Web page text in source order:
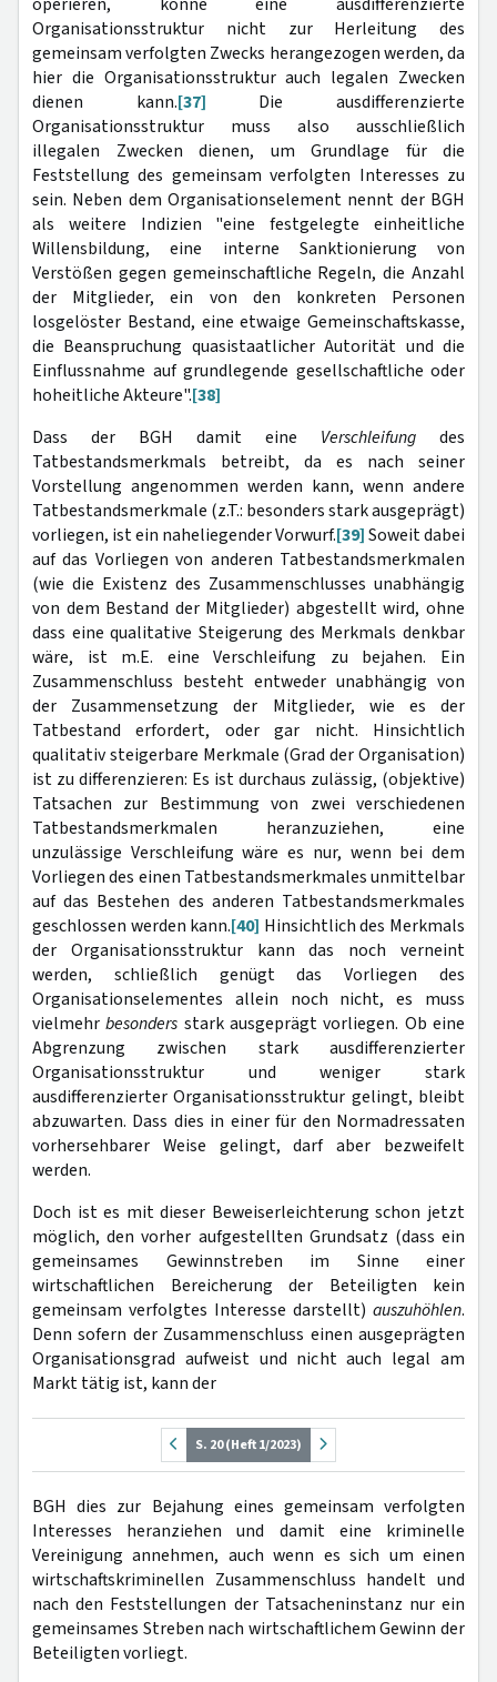
Organisationsstruktur nicht zur Herleitung des
gemeinsam verfolgten Zwecks herangezogen werden, da
hier die Organisationsstruktur auch legalen Zwecken
dienen kann.[37] Die ausdifferenzierte
Organisationsstruktur muss also ausschließlich
illegalen Zwecken dienen, um Grundlage für die
Feststellung des gemeinsam verfolgten Interesses zu
sein. Neben dem Organisationselement nennt der BGH
als weitere Indizien "eine festgelegte einheitliche
Willensbildung, eine interne Sanktionierung von
Verstößen gegen gemeinschaftliche Regeln, die Anzahl
der Mitglieder, ein von den konkreten Personen
losgelöster Bestand, eine etwaige Gemeinschaftskasse,
die Beanspruchung quasistaatlicher Autorität und die
Einflussnahme auf grundlegende gesellschaftliche oder
hoheitliche Akteure".[38]
Dass der BGH damit eine Verschleifung des
Tatbestandsmerkmals betreibt, da es nach seiner
Vorstellung angenommen werden kann, wenn andere
Tatbestandsmerkmale (z.T.: besonders stark ausgeprägt)
vorliegen, ist ein naheliegender Vorwurf.[39]Soweit dabei
auf das Vorliegen von anderen Tatbestandsmerkmalen
(wie die Existenz des Zusammenschlusses unabhängig
von dem Bestand der Mitglieder) abgestellt wird, ohne
dass eine qualitative Steigerung des Merkmals denkbar
wäre, ist m.E. eine Verschleifung zu bejahen. Ein
Zusammenschluss besteht entweder unabhängig von
der Zusammensetzung der Mitglieder, wie es der
Tatbestand erfordert, oder gar nicht. Hinsichtlich
qualitativ steigerbare Merkmale (Grad der Organisation)
ist zu differenzieren: Es ist durchaus zulässig, (objektive)
Tatsachen zur Bestimmung von zwei verschiedenen
Tatbestandsmerkmalen heranzuziehen, eine
unzulässige Verschleifung wäre es nur, wenn bei dem
Vorliegen des einen Tatbestandsmerkmales unmittelbar
auf das Bestehen des anderen Tatbestandsmerkmales
geschlossen werden kann.[40] Hinsichtlich des Merkmals
der Organisationsstruktur kann das noch verneint
werden, schließlich genügt das Vorliegen des
Organisationselementes allein noch nicht, es muss
vielmehrbesonders stark ausgeprägt vorliegen. Ob eine
Abgrenzung zwischen stark ausdifferenzierter
Organisationsstruktur und weniger stark
ausdifferenzierter Organisationsstruktur gelingt, bleibt
abzuwarten. Dass dies in einer für den Normadressaten
vorhersehbarer Weise gelingt, darf aber bezweifelt
werden.
Doch ist es mit dieser Beweiserleichterung schon jetzt
möglich, den vorher aufgestellten Grundsatz (dass ein
gemeinsames Gewinnstreben im Sinne einer
wirtschaftlichen Bereicherung der Beteiligten kein
gemeinsam verfolgtes Interesse darstellt) auszuhöhlen.
Denn sofern der Zusammenschluss einen ausgeprägten
Organisationsgrad aufweist und nicht auch legal am
Markt tätig ist, kann der
S. 20 (Heft 1/2023)
BGH dies zur Bejahung eines gemeinsam verfolgten
Interesses heranziehen und damit eine kriminelle
Vereinigung annehmen, auch wenn es sich um einen
wirtschaftskriminellen Zusammenschluss handelt und
nach den Feststellungen der Tatsacheninstanz nur ein
gemeinsames Streben nach wirtschaftlichem Gewinn der
Beteiligten vorliegt.